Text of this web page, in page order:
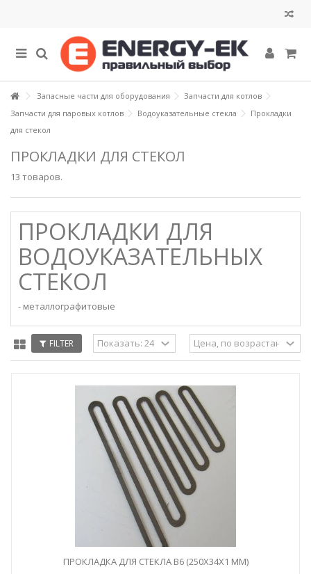
Запасные части для оборудования
Запчасти для котлов
Запчасти для паровых котлов
Водоуказательные стекла
Прокладки
для стекол
ПРОКЛАДКИ ДЛЯ СТЕКОЛ
13 товаров.
ПРОКЛАДКИ ДЛЯ
ВОДОУКАЗАТЕЛЬНЫХ
СТЕКОЛ
- металлографитовые
FILTER
ПРОКЛАДКА ДЛЯ СТЕКЛА B6 (250X34X1 ММ)